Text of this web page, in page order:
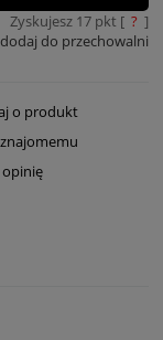
Zyskujesz 17pkt [ ? ]
dodaj do przechowalni
o produkt